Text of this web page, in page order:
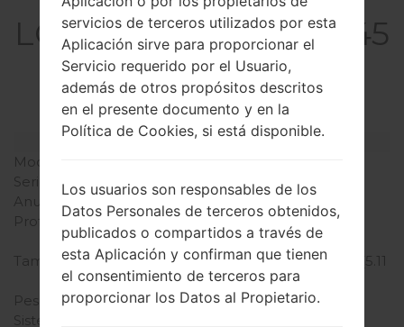
LGH345KTGO1(LGH345
KTGO1) akaLG Leon
C50
Modelo y sus características
Modelo
Serie
LG Leon C50
Anunciado
Julio, 2015
Profundidad
10.9 milímetros (0.43
pulgadas)
Tamaño (dimensiones)
129.9 x 64.9 milímetros (5.11
x 2.56 pulgadas)
Peso
140 gramos (4.94 onzas)
Sistema de operación
servicios de terceros utilizados por esta
Aplicación sirve para proporcionar el
Servicio requerido por el Usuario,
además de otros propósitos descritos
en el presente documento y en la
Política de Cookies, si está disponible.
Los usuarios son responsables de los
Datos Personales de terceros obtenidos,
publicados o compartidos a través de
esta Aplicación y confirman que tienen
el consentimiento de terceros para
proporcionar los Datos al Propietario.